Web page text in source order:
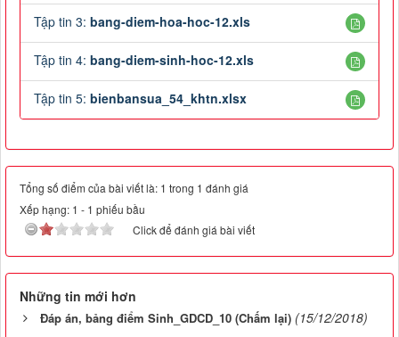
Tập tin 3: bang-diem-hoa-hoc-12.xls
Tập tin 4: bang-diem-sinh-hoc-12.xls
Tập tin 5: bienbansua_54_khtn.xlsx
Tổng số điểm của bài viết là: 1 trong 1 đánh giá
Xếp hạng: 1 - 1 phiếu bầu
Click để đánh giá bài viết
Những tin mới hơn
Đáp án, bảng điểm Sinh_GDCD_10 (Chấm lại) (15/12/2018)